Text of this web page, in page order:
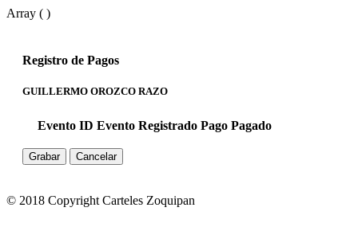
Array ( )
Registro de Pagos
GUILLERMO OROZCO RAZO
Evento ID Evento Registrado Pago Pagado
Grabar Cancelar
© 2018 Copyright Carteles Zoquipan